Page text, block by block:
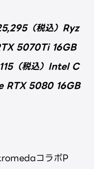
（税込） Ryz
5070Ti 16GB
（税込） Intel C
RTX 5080 16GB
コラボP